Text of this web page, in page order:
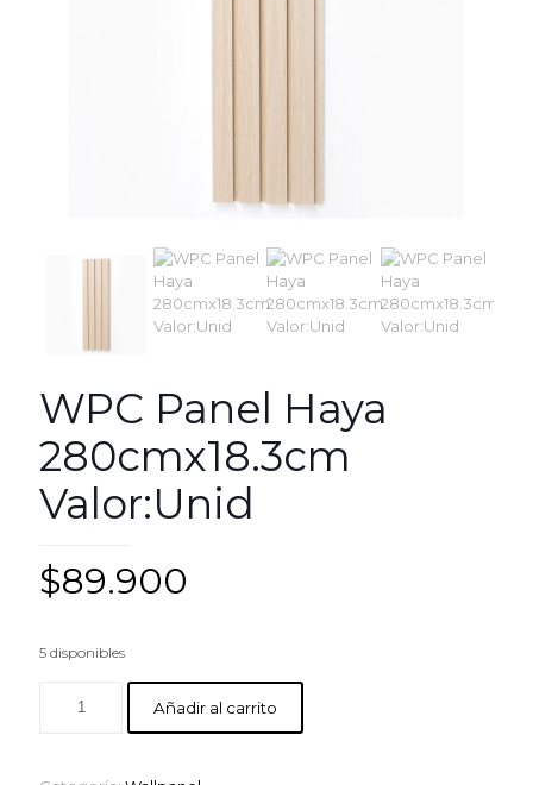
WPC Panel Haya
280cmx18.3cm
Valor:Unid
$89.900
5 disponibles
Añadir al carrito